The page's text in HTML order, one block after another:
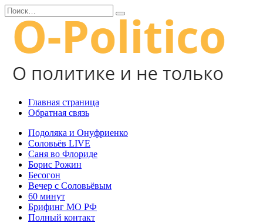
Перейти
к
содержанию
Search
for:
Главная страница
Обратная связь
Подоляка и Онуфриенко
Соловьёв LIVE
Саня во Флориде
Борис Рожин
Бесогон
Вечер с Соловьёвым
60 минут
Брифинг МО РФ
Полный контакт